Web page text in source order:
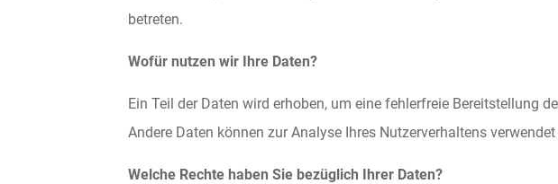
betreten.
Wofür nutzen wir Ihre Daten?
Ein Teil der Daten wird erhoben, um eine fehlerfreie Bereitstellung
Andere Daten können zur Analyse Ihres Nutzerverhaltens verwendet
Welche Rechte haben Sie bezüglich Ihrer Daten?